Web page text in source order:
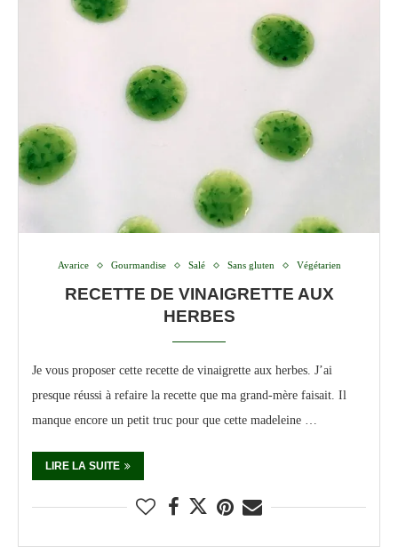
Avarice Gourmandise Salé Sans gluten Végétarien
RECETTE DE VINAIGRETTE AUX
HERBES
Je vous proposer cette recette de vinaigrette aux herbes. J’ai
presque réussi à refaire la recette que ma grand-mère faisait. Il
manque encore un petit truc pour que cette madeleine …
LIRE LA SUITE